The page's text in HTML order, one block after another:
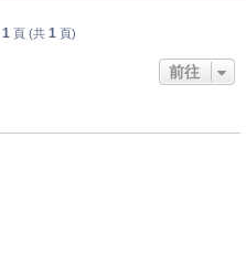
1 頁 (共 1 頁)
前往